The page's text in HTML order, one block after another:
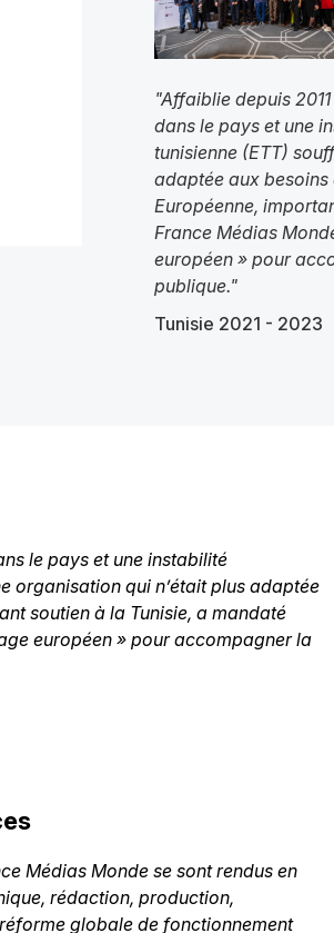
Résumé
"Affaiblie depuis
dans le pays et une
tunisienne (ETT)
adaptée aux besoins
Européenne,
France Médias
européen » pour
publique."
Tunisie 2021 - 2023
le pays et une instabilité
organisation qui n’était plus adaptée
soutien à la Tunisie, a mandaté
européen » pour accompagner la
Médias Monde se sont rendus en
rédaction, production,
globale de fonctionnement